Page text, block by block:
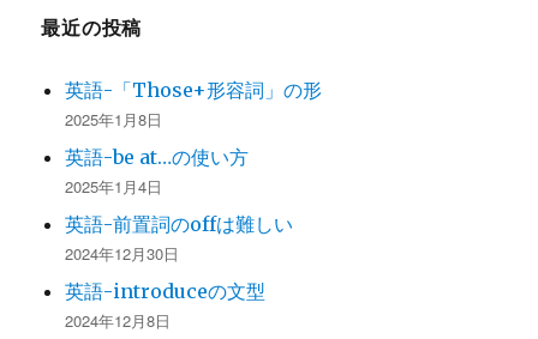
最近の投稿
英語-「Those+形容詞」の形
2025年1月8日
英語-be at…の使い方
2025年1月4日
英語-前置詞のoffは難しい
2024年12月30日
英語-introduceの文型
2024年12月8日